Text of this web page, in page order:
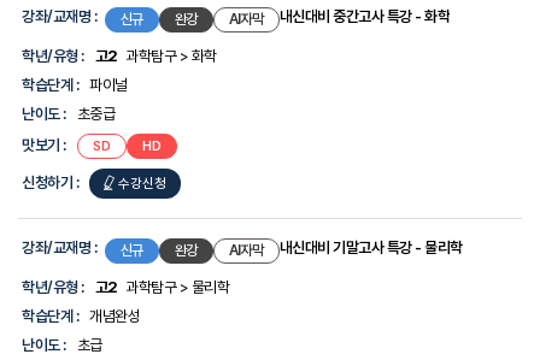
특강
강좌/교재명 : 신규 완강 AI자막 내신대비 중간고사 특강 - 화학
학년/유형 : 고2 과학탐구 > 화학
학습단계 : 파이널
난이도 :
초중급
맛보기 :
내신대비
중간고사
특강
화학
SD 내신대비
중간고사
특강
-
화학
HD
신청하기 :
내신대비
특강
수강신청
강좌/교재명 : 신규 완강 AI자막 내신대비 기말고사 특강 - 물리학
학년/유형 : 고2 과학탐구 > 물리학
학습단계 : 개념완성
난이도 :
초급